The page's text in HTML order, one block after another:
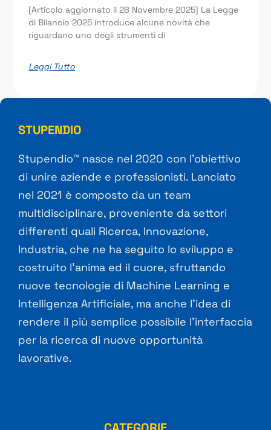
[Articolo aggiornato il 28 Novembre 2025] La Legge
di Bilancio 2025 introduce alcune novità che
riguardano uno degli strumenti di
Leggi Tutto
STUPENDIO
Stupendio™ nasce nel 2020 con l’obiettivo
di unire aziende e professionisti. Lanciato
nel 2021 è composto da un team
multidisciplinare, proveniente da settori
differenti quali Ricerca, Innovazione,
Industria, che ne ha seguito lo sviluppo e
costruito l’anima ed il cuore, sfruttando
nuove tecnologie di Machine Learning e
Intelligenza Artificiale, ma anche l’idea di
rendere il più semplice possibile l’interfaccia
per la ricerca di nuove opportunità
lavorative.